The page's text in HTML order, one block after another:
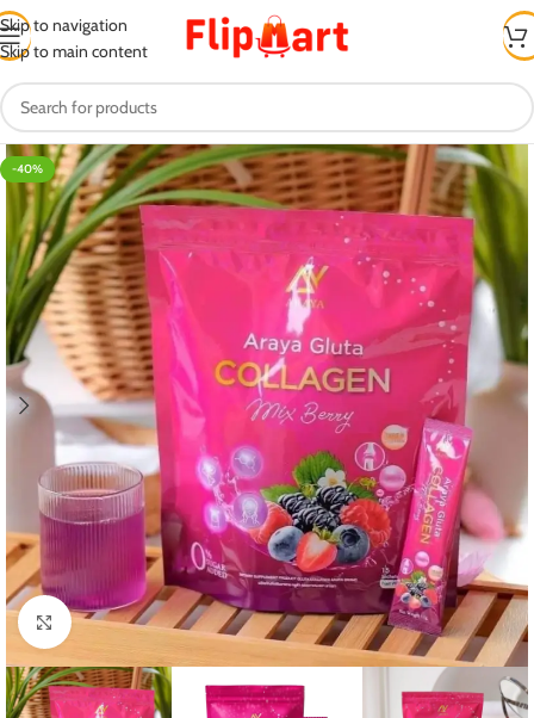
Skip to navigation
Skip to main content
-40%
Click to enlarge